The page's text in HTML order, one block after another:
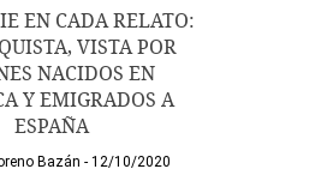
EN CADA RELATO:
VISTA POR
NACIDOS EN
Y EMIGRADOS A
ESPAÑA
Bazán 12/10/2020